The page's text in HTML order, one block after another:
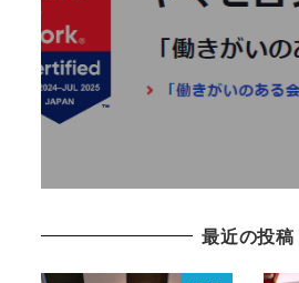
2024年8月7日
最近の投稿